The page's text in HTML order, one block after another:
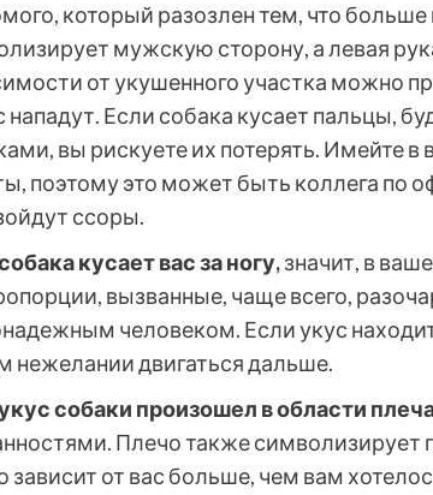
который разозлен тем, что
мужскую сторону, а левая
от укушенного участка можно
нападут. Если собака кусает пальцы,
вы рискуете их потерять. Имейте
поэтому это может быть коллега по
ссоры.
кусает вас за ногу,значит, в
вызванные, чаще всего,
человеком. Если укус
нежелании двигаться дальше.
собаки произошел в области
Плечо также символизирует
зависит от вас больше, чем вам